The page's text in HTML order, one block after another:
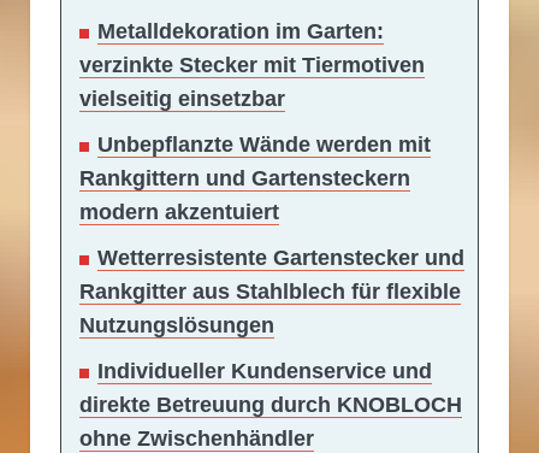
Metalldekoration im Garten:
verzinkte Stecker mit Tiermotiven
vielseitig einsetzbar
Unbepflanzte Wände werden mit
Rankgittern und Gartensteckern
modern akzentuiert
Wetterresistente Gartenstecker und
Rankgitter aus Stahlblech für flexible
Nutzungslösungen
Individueller Kundenservice und
direkte Betreuung durch KNOBLOCH
ohne Zwischenhändler